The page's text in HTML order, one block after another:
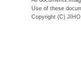
Use of these
Copyright (C)